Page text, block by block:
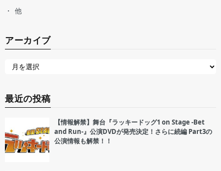
他
アーカイブ
最近の投稿
【情報解禁】舞台『ラッキードッグ1 on Stage -Bet
and Run-』公演DVDが発売決定！さらに続編 Part3の
公演情報も解禁！！